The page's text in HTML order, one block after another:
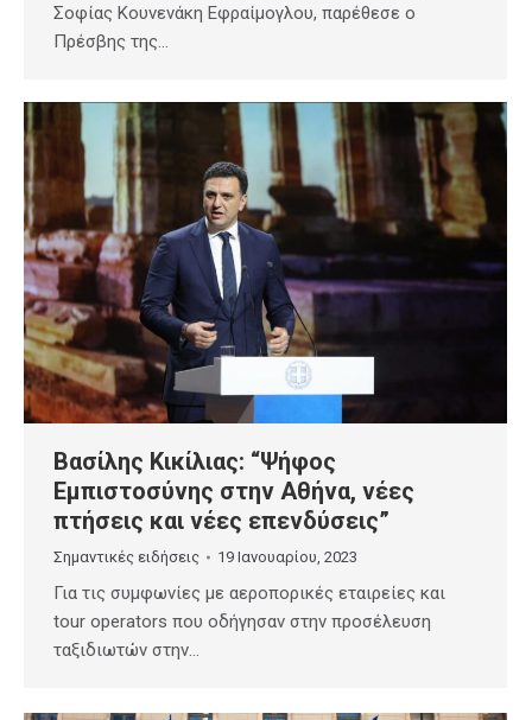
Σοφίας Κουνενάκη Εφραίμογλου, παρέθεσε ο
Πρέσβης της…
Βασίλης Κικίλιας: “Ψήφος
Εμπιστοσύνης στην Αθήνα, νέες
πτήσεις και νέες επενδύσεις”
Σημαντικές ειδήσεις 19 Ιανουαρίου, 2023
Για τις συμφωνίες με αεροπορικές εταιρείες και
tour operators που οδήγησαν στην προσέλευση
ταξιδιωτών στην…